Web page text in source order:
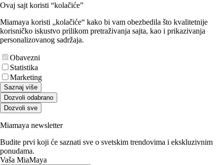
Ovaj sajt koristi “kolačiće”
Miamaya koristi „kolačiće“ kako bi vam obezbedila što kvalitetnije
korisničko iskustvo prilikom pretraživanja sajta, kao i prikazivanja
personalizovanog sadržaja.
Obavezni
Statistika
Marketing
Saznaj više
Dozvoli odabrano
Dozvoli sve
Miamaya newsletter
Budite prvi koji će saznati sve o svetskim trendovima i ekskluzivnim
ponudama.
Vaša MiaMaya